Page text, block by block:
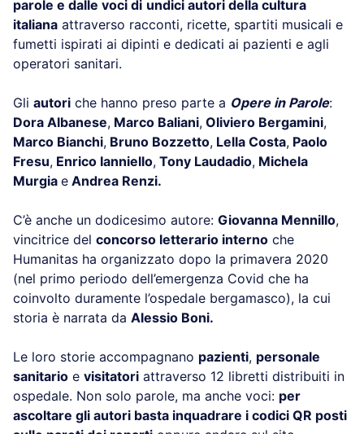
parole e dalle voci di undici autori della cultura
italiana attraverso racconti, ricette, spartiti musicali e
fumetti ispirati ai dipinti e dedicati ai pazienti e agli
operatori sanitari.
Gli autori che hanno preso parte a Opere in Parole:
Dora Albanese, Marco Baliani, Oliviero Bergamini,
Marco Bianchi, Bruno Bozzetto, Lella Costa, Paolo
Fresu, Enrico Ianniello, Tony Laudadio, Michela
Murgia e Andrea Renzi.
C’è anche un dodicesimo autore: Giovanna Mennillo,
vincitrice del concorso letterario interno che
Humanitas ha organizzato dopo la primavera 2020
(nel primo periodo dell’emergenza Covid che ha
coinvolto duramente l’ospedale bergamasco), la cui
storia è narrata da Alessio Boni.
Le loro storie accompagnano pazienti, personale
sanitario e visitatori attraverso 12 libretti distribuiti in
ospedale. Non solo parole, ma anche voci: per
ascoltare gli autori basta inquadrare i codici QR posti